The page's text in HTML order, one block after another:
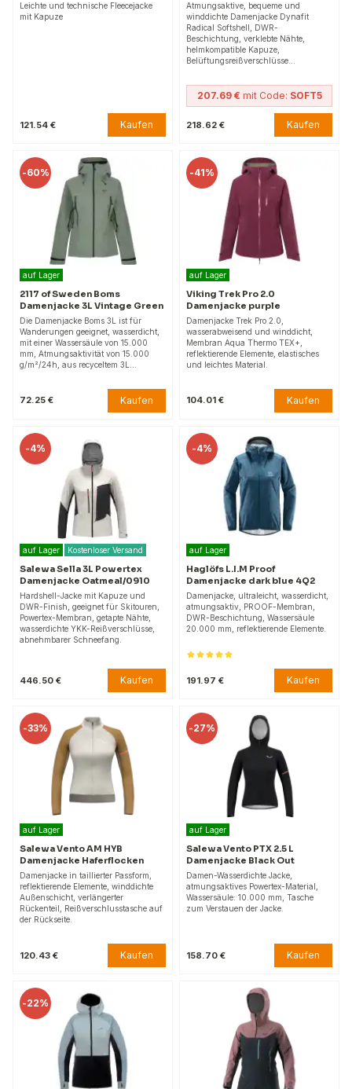
Leichte und technische Fleecejacke
mit Kapuze
121.54 € Kaufen
Atmungsaktive, bequeme und
winddichte Damenjacke Dynafit
Radical Softshell, DWR-
Beschichtung, verklebte Nähte,
helmkompatible Kapuze,
Belüftungsreißverschlüsse…
207.69 € mit Code: SOFT5
218.62 € Kaufen
-60%
auf Lager
2117 of Sweden Boms
Damenjacke 3L Vintage Green
Die Damenjacke Boms 3L ist für
Wanderungen geeignet, wasserdicht,
mit einer Wassersäule von 15.000
mm, Atmungsaktivität von 15.000
g/m²/24h, aus recyceltem 3L…
72.25 € Kaufen
-41%
auf Lager
Viking Trek Pro 2.0
Damenjacke purple
Damenjacke Trek Pro 2.0,
wasserabweisend und winddicht,
Membran Aqua Thermo TEX+,
reflektierende Elemente, elastisches
und leichtes Material.
104.01 € Kaufen
-4%
auf Lager Kostenloser Versand
Salewa Sella 3L Powertex
Damenjacke Oatmeal/0910
Hardshell-Jacke mit Kapuze und
DWR-Finish, geeignet für Skitouren,
Powertex-Membran, getapte Nähte,
wasserdichte YKK-Reißverschlüsse,
abnehmbarer Schneefang.
446.50 € Kaufen
-4%
auf Lager
Haglöfs L.I.M Proof
Damenjacke dark blue 4Q2
Damenjacke, ultraleicht, wasserdicht,
atmungsaktiv, PROOF-Membran,
DWR-Beschichtung, Wassersäule
20.000 mm, reflektierende Elemente.
191.97 € Kaufen
-33%
auf Lager
Salewa Vento AM HYB
Damenjacke Haferflocken
Damenjacke in taillierter Passform,
reflektierende Elemente, winddichte
Außenschicht, verlängerter
Rückenteil, Reißverschlusstasche auf
der Rückseite.
120.43 € Kaufen
-27%
auf Lager
Salewa Vento PTX 2.5 L
Damenjacke Black Out
Damen-Wasserdichte Jacke,
atmungsaktives Powertex-Material,
Wassersäule: 10.000 mm, Tasche
zum Verstauen der Jacke.
158.70 € Kaufen
-22%